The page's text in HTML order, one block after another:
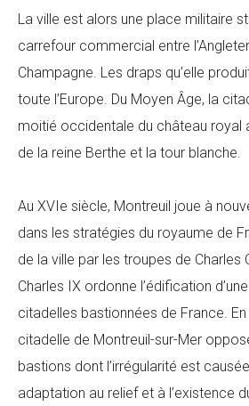
La ville est alors une place militaire
carrefour commercial entre
Champagne. Les draps qu’elle
toute l’Europe. Du Moyen Âge, la
moitié occidentale du château royal
de la reine Berthe et la tour blanche.
Au XVIe siècle, Montreuil joue à
dans les stratégies du royaume de
de la ville par les troupes de Charles
Charles IX ordonne l’édification
citadelles bastionnées de France.
citadelle de Montreuil-sur-Mer
bastions dont l’irrégularité est
adaptation au relief et à l’existence